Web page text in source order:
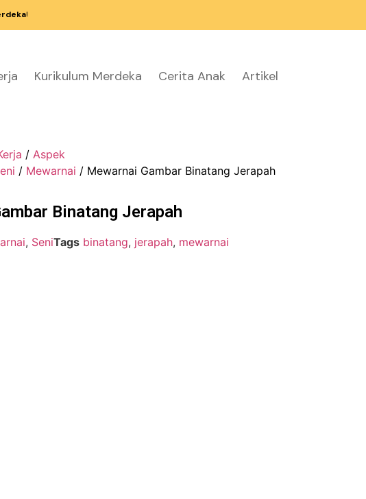
!
Kurikulum Merdeka Cerita Anak Artikel
/ Aspek
/ Mewarnai / Mewarnai Gambar Binatang Jerapah
Binatang Jerapah
, SeniTags binatang, jerapah, mewarnai